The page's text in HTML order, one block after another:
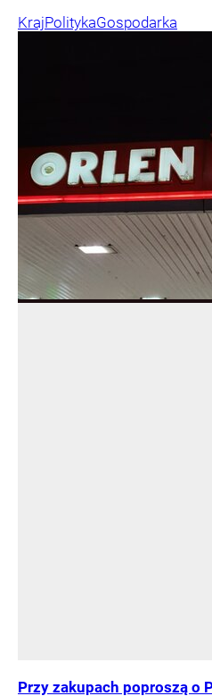
KrajPolitykaGospodarka
Przy zakupach poproszą o